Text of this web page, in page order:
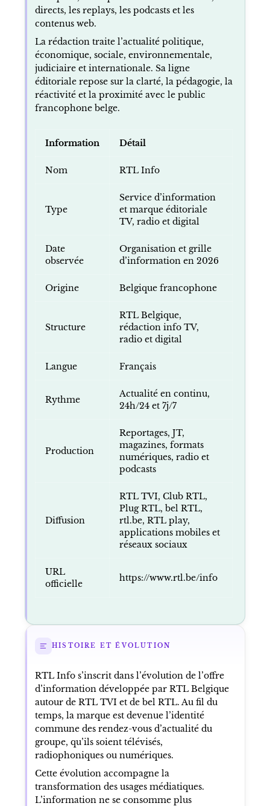
directs, les replays, les podcasts et les
contenus web.
La rédaction traite l’actualité politique,
économique, sociale, environnementale,
judiciaire et internationale. Sa ligne
éditoriale repose sur la clarté, la pédagogie, la
réactivité et la proximité avec le public
francophone belge.
Information Détail
Nom RTL Info
Type
Service d’information
et marque éditoriale
TV, radio et digital
Date
observée
Organisation et grille
d’information en 2026
Origine Belgique francophone
Structure
RTL Belgique,
rédaction info TV,
radio et digital
Langue Français
Rythme
Actualité en continu,
24h/24 et 7j/7
Production
Reportages, JT,
magazines, formats
numériques, radio et
podcasts
Diffusion
RTL TVI, Club RTL,
Plug RTL, bel RTL,
rtl.be, RTL play,
applications mobiles et
réseaux sociaux
URL
officielle
https://www.rtl.be/info
HISTOIRE ET ÉVOLUTION
RTL Info s’inscrit dans l’évolution de l’offre
d’information développée par RTL Belgique
autour de RTL TVI et de bel RTL. Au fil du
temps, la marque est devenue l’identité
commune des rendez-vous d’actualité du
groupe, qu’ils soient télévisés,
radiophoniques ou numériques.
Cette évolution accompagne la
transformation des usages médiatiques.
L’information ne se consomme plus